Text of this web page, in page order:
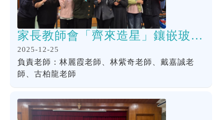
家長教師會「齊來造星」鑲嵌玻璃聖誕掛飾工作坊
2025-12-25
負責老師：林麗霞老師、林紫奇老師、戴嘉誠老
師、古柏龍老師